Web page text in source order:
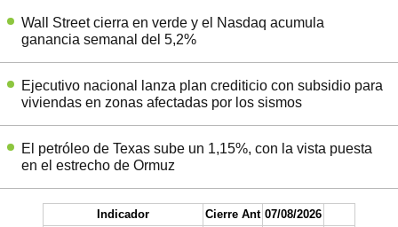
Wall Street cierra en verde y el Nasdaq acumula
ganancia semanal del 5,2%
Ejecutivo nacional lanza plan crediticio con subsidio para
viviendas en zonas afectadas por los sismos
El petróleo de Texas sube un 1,15%, con la vista puesta
en el estrecho de Ormuz
Indicador Cierre Ant 07/08/2026